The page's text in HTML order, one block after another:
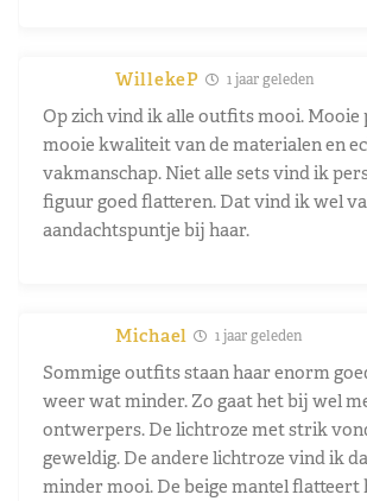
WillekeP 1 jaar geleden
Op zich vind ik alle outfits mooi. Mooie
mooie kwaliteit van de materialen en
vakmanschap. Niet alle sets vind ik
figuur goed flatteren. Dat vind ik wel
aandachtspuntje bij haar.
Michael 1 jaar geleden
Sommige outfits staan haar enorm
weer wat minder. Zo gaat het bij wel
ontwerpers. De lichtroze met strik
geweldig. De andere lichtroze vind ik
minder mooi. De beige mantel flatteert